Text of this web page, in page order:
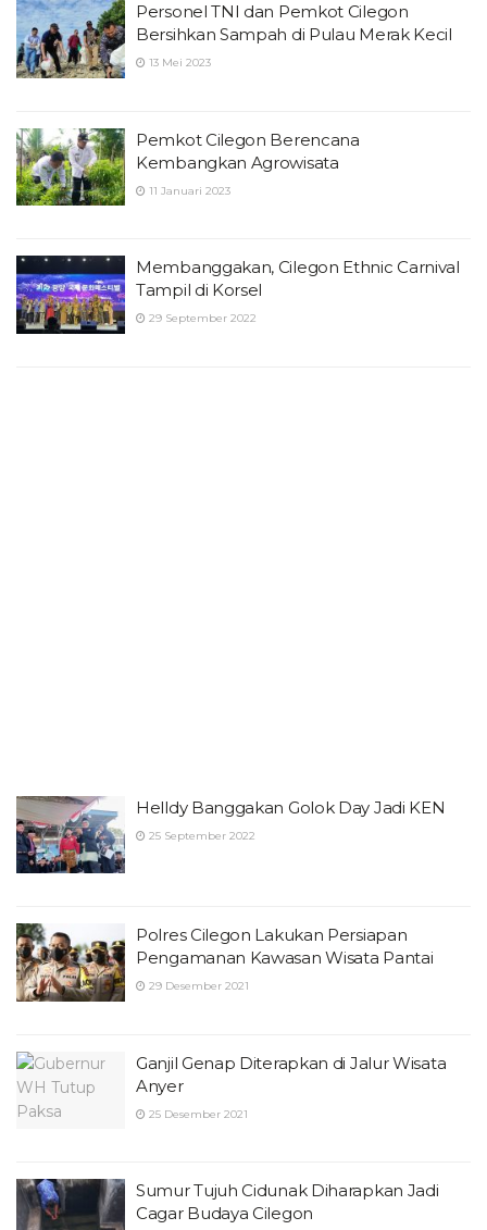
Personel TNI dan Pemkot Cilegon
Bersihkan Sampah di Pulau Merak Kecil
13 Mei 2023
Pemkot Cilegon Berencana
Kembangkan Agrowisata
11 Januari 2023
Membanggakan, Cilegon Ethnic Carnival
Tampil di Korsel
29 September 2022
Helldy Banggakan Golok Day Jadi KEN
25 September 2022
Polres Cilegon Lakukan Persiapan
Pengamanan Kawasan Wisata Pantai
29 Desember 2021
Ganjil Genap Diterapkan di Jalur Wisata
Anyer
25 Desember 2021
Sumur Tujuh Cidunak Diharapkan Jadi
Cagar Budaya Cilegon